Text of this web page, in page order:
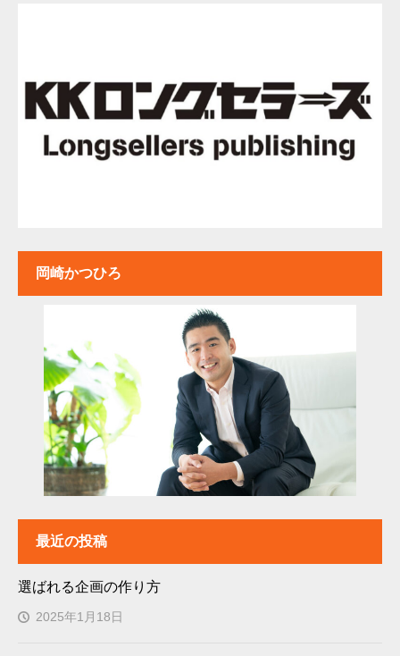
岡崎かつひろ
最近の投稿
選ばれる企画の作り方
2025年1月18日